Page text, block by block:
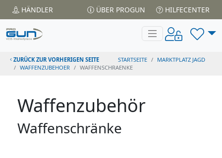
HÄNDLER ÜBER PROGUN HILFECENTER
ZURÜCK ZUR VORHERIGEN SEITE STARTSEITE
MARKTPLATZ JAGD
WAFFENZUBEHOER
WAFFENSCHRAENKE
Waffenzubehör
Waffenschränke